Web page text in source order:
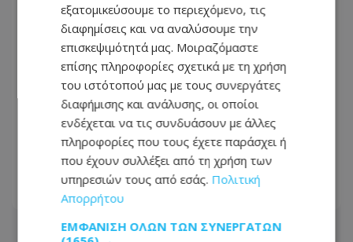
Βαρύ πένθος για τον Πρόδρομο
Κούππα: Η παράκληση της
οικογένειας - Φωτογραφία
08.08.2026 - 09:23
εξατομικεύσουμε το περιεχόμενο, τις
διαφημίσεις και να αναλύσουμε την
επισκεψιμότητά μας. Μοιραζόμαστε
επίσης πληροφορίες σχετικά με τη χρήση
του ιστότοπού μας με τους συνεργάτες
διαφήμισης και ανάλυσης, οι οποίοι
ενδέχεται να τις συνδυάσουν με άλλες
πληροφορίες που τους έχετε παράσχει ή
που έχουν συλλέξει από τη χρήση των
υπηρεσιών τους από εσάς. Πολιτική
Απορρήτου
ΕΜΦΆΝΙΣΗ ΌΛΩΝ ΤΩΝ ΣΥΝΕΡΓΑΤΏΝ